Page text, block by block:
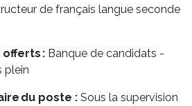
de français langue seconde
: Banque de candidats -
plein
du poste : Sous la supervision